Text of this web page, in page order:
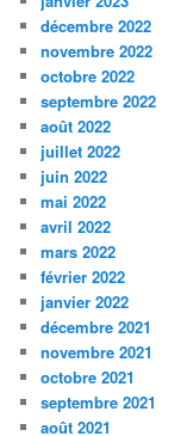
décembre 2022
novembre 2022
octobre 2022
septembre 2022
août 2022
juillet 2022
juin 2022
mai 2022
avril 2022
mars 2022
février 2022
janvier 2022
décembre 2021
novembre 2021
octobre 2021
septembre 2021
août 2021